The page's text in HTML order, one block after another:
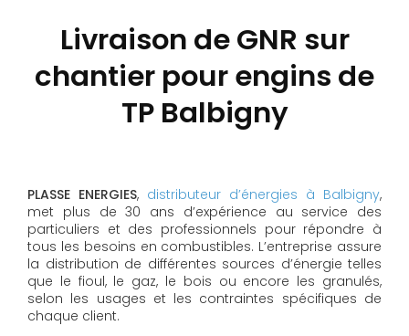
Livraison de GNR sur
chantier pour engins de
TP Balbigny
PLASSE ENERGIES, distributeur d’énergies à Balbigny,
met plus de 30 ans d’expérience au service des
particuliers et des professionnels pour répondre à
tous les besoins en combustibles. L’entreprise assure
la distribution de différentes sources d’énergie telles
que le fioul, le gaz, le bois ou encore les granulés,
selon les usages et les contraintes spécifiques de
chaque client.